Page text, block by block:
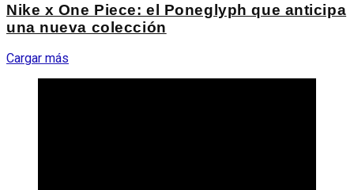
Nike x One Piece: el Poneglyph que anticipa
una nueva colección
Cargar más